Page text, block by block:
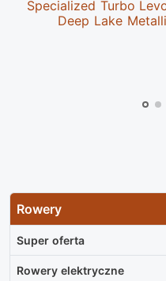
Rowery
Super oferta
Rowery elektryczne
Specialized Turbo
Deep Lake